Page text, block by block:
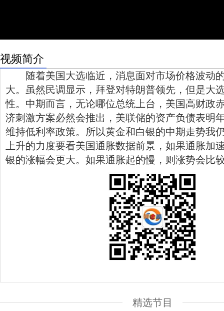
视频简介
随着美国大选临近，消息面对市场价格波动
大。虽然民调显示，拜登对特朗普领先，但是大
性。中期而言，无论哪位总统上台，美国高财政
济刺激方案必然会推出，美联储的资产负债表明
维持低利率政策。所以黄金和白银的中期走势我
上升的力度要看美国通胀数据前景，如果通胀加
银的涨幅会更大。如果通胀起的慢，则涨势会比
精选节目